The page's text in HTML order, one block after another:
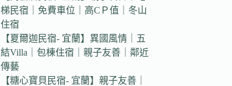
梯民宿｜免費車位｜高CＰ值｜冬山
住宿
【夏爾迦民宿- 宜蘭】異國風情｜五
結Villa｜包棟住宿｜親子友善｜鄰近
傳藝
【糖心寶貝民宿- 宜蘭】親子友善｜